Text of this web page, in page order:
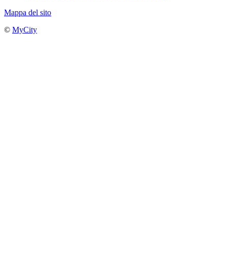
Mappa del sito
© MyCity